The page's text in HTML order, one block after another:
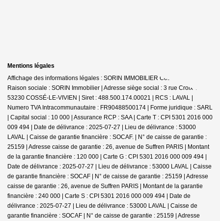
Mentions légales
Affichage des informations légales : SORIN IMMOBILIER Cossé-le-Vivien |
Raison sociale : SORIN Immobilier | Adresse siège social : 3 rue Croix Viel -
53230 COSSÉ-LE-VIVIEN | Siret : 488.500.174.00021 | RCS : LAVAL |
Numero TVA Intracommunautaire : FR90488500174 | Forme juridique : SARL
| Capital social : 10 000 | Assurance RCP : SAA | Carte T : CPI 5301 2016 000
009 494 | Date de délivrance : 2025-07-27 | Lieu de délivrance : 53000
LAVAL | Caisse de garantie financière : SOCAF. | N° de caisse de garantie :
25159 | Adresse caisse de garantie : 26, avenue de Suffren PARIS | Montant
de la garantie financière : 120 000 | Carte G : CPI 5301 2016 000 009 494 |
Date de délivrance : 2025-07-27 | Lieu de délivrance : 53000 LAVAL | Caisse
de garantie financière : SOCAF | N° de caisse de garantie : 25159 | Adresse
caisse de garantie : 26, avenue de Suffren PARIS | Montant de la garantie
financière : 240 000 | Carte S : CPI 5301 2016 000 009 494 | Date de
délivrance : 2025-07-27 | Lieu de délivrance : 53000 LAVAL | Caisse de
garantie financière : SOCAF | N° de caisse de garantie : 25159 | Adresse